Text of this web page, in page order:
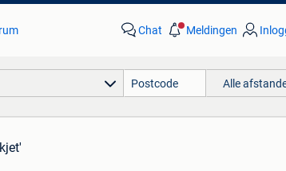
Chat Meldingen
Alle